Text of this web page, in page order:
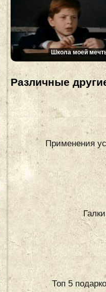
Школа моей
Различные
Применения
Топ 5